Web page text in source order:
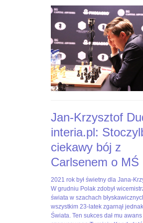
interia-
stoczylbym-
ciekawy-
boj-
z-
c,nId,5769580?
fbclid=IwAR3-
EpAj8Loyw1RAtFnOdtJ8JCBaeus-
Jan-Krzysztof
interia.pl:
ciekawy bój z
Carlsenem o MŚ
2021
rok
był
świetny
dla
Jan-
Krzysztof
Duda
dla
Interia.pl:
2021 rok był świetny dla Jana-
W grudniu Polak zdobył
świata w szachach
wszystkim 23-latek zgarnął
Świata. Ten sukces dał mu awans